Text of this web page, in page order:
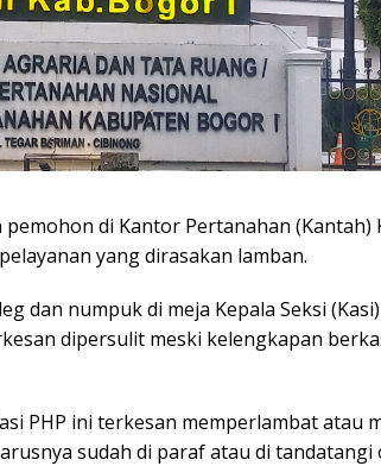
pemohon di Kantor Pertanahan (Kantah)
yang dirasakan lamban.
dan numpuk di meja Kepala Seksi
dipersulit meski kelengkapan
PHP ini terkesan memperlambat atau
sudah di paraf atau di tandatangi